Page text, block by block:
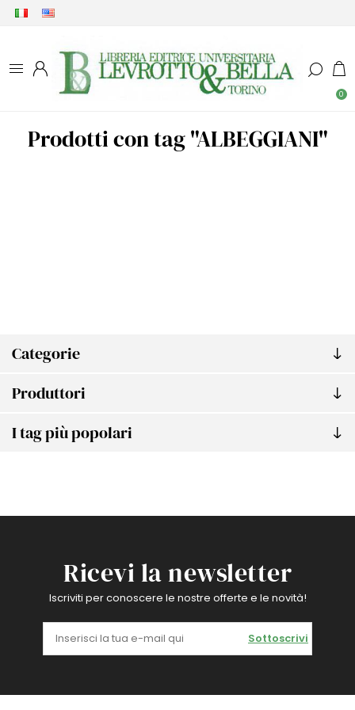
0
Categorie
Produttori
I tag più popolari
Prodotti con tag "ALBEGGIANI"
Ricevi la newsletter
Iscriviti per conoscere le nostre offerte e le novità!
Sottoscrivi